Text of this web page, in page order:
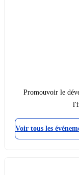
Promouvoir le
Voir tous les